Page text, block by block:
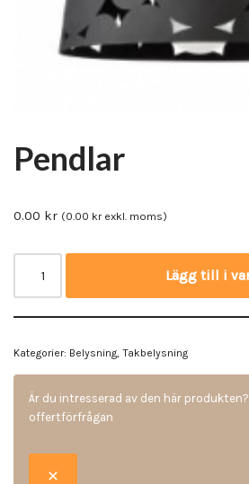
Pendlar
0.00 kr (0.00 krexkl. moms)
Lägg till i
Kategorier: Belysning, Takbelysning
Är du intresserad av den här
offertförfrågan